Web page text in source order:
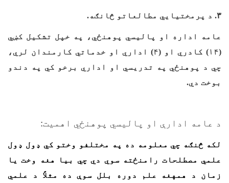
۳. د پرمختيايي مطالعاتو څانګه.
عامه اداره او پالیسي پوهنځي، په خپل تشکیل کښي
(۱۴) کادري او (۴) اداري او خدماتي کارمندان لري،
چي د پوهنځي په تدریسي او اداري برخو کي په دندو
بوخت دي.
د عامه ادارې او پالیسي پوهنځي اهمیت:
لکه څنګه چي معلومه ده په مختلفو وختو کي ډول ډول
علمي مصطلحات رامنځته سوي دي چي بیا هغه وخت یا
زمان د همهغه علم دوره بلل سوې ده مثلاً د علمي